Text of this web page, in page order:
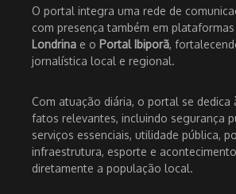
O portal integra uma rede de
com presença também em
Londrina e o Portal Ibiporã,
jornalística local e regional.
Com atuação diária, o portal se dedica
fatos relevantes, incluindo segurança
serviços essenciais, utilidade pública,
infraestrutura, esporte e
diretamente a população local.